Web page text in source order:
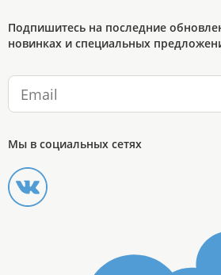
Подпишитесь на последние
новинках и специальных
Мы в социальных сетях